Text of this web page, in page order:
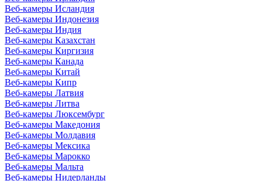
Веб-камеры Исландия
Веб-камеры Индонезия
Веб-камеры Индия
Веб-камеры Казахстан
Веб-камеры Киргизия
Веб-камеры Канада
Веб-камеры Китай
Веб-камеры Кипр
Веб-камеры Латвия
Веб-камеры Литва
Веб-камеры Люксембург
Веб-камеры Македония
Веб-камеры Молдавия
Веб-камеры Мексика
Веб-камеры Марокко
Веб-камеры Мальта
Веб-камеры Нидерланды